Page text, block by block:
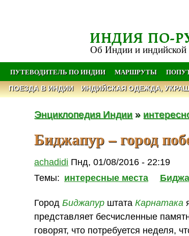
ИНДИЯ ПО-
Об Индии и индийской
ПУТЕВОДИТЕЛЬ ПО ИНДИИ МАРШРУТЫ
ПОЕЗДА В ИНДИИ ИНДИЙСКАЯ ОДЕЖДА,
Энциклопедия Индии »
Биджапур – город
achadidi Пнд, 01/08/2016 - 22:19
Темы: интересные места
ГородБиджапур штатаКарнатака
представляет бесчисленные
говорят, что потребуется неделя,